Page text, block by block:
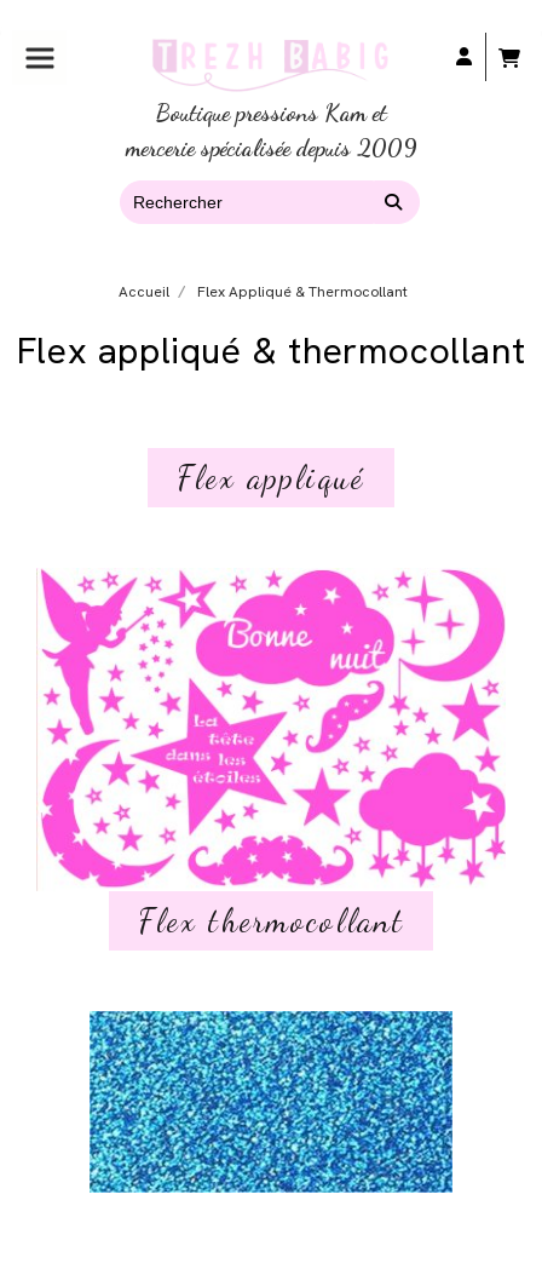
Boutique pressions Kam et
mercerie spécialisée depuis 2009
Accueil Flex Appliqué & Thermocollant
Flex appliqué & thermocollant
Flex appliqué
Flex thermocollant